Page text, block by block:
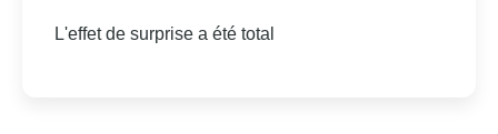
L'effet de surprise a été total